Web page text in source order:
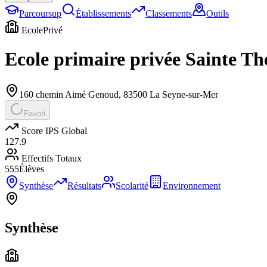
Parcoursup Établissements Classements
Outils
EcolePrivé
Ecole primaire privée Sainte
160 chemin Aimé Genoud, 83500 La Seyne-sur-Mer
Favori
Score IPS Global
127.9
Effectifs Totaux
555Élèves
Synthèse
Résultats Scolarité Environnement
Synthèse